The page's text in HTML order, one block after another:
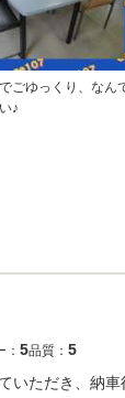
ごゆっくり、なん
♪
： 5品質： 5
いただき、納